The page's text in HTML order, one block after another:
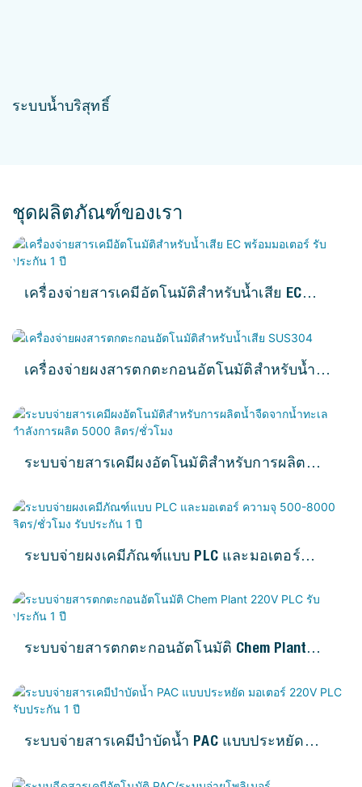
ระบบน้ำบริสุทธิ์
ชุดผลิตภัณฑ์ของเรา
เครื่องจ่ายสารเคมีอัตโนมัติสำหรับน้ำเสีย EC
เครื่องจ่ายผงสารตกตะกอนอัตโนมัติสำหรับน้ำ
ระบบจ่ายสารเคมีผงอัตโนมัติสำหรับการผลิตน้ำ
ระบบจ่ายผงเคมีภัณฑ์แบบ PLC และมอเตอร์
ระบบจ่ายสารตกตะกอนอัตโนมัติ Chem Plant
ระบบจ่ายสารเคมีบำบัดน้ำ PAC แบบประหยัด